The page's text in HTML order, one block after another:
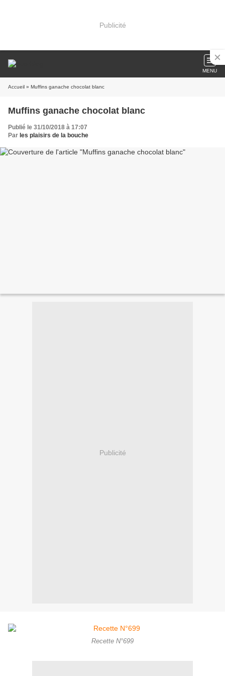
Publicité
MENU
Accueil » Muffins ganache chocolat blanc
Muffins ganache chocolat blanc
Publié le 31/10/2018 à 17:07
Par les plaisirs de la bouche
Publicité
Recette N°699